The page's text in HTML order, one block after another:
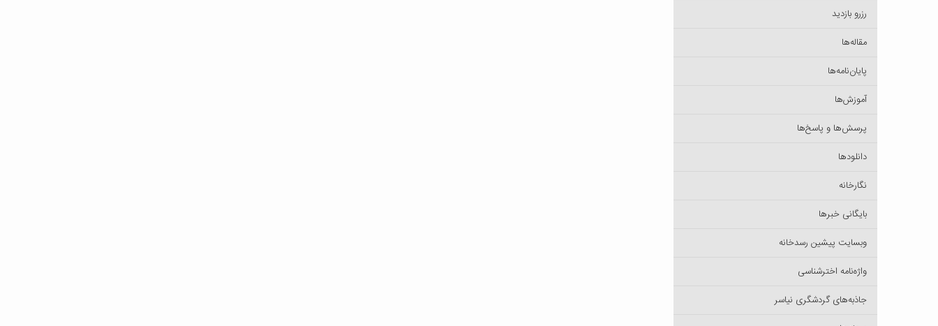
رزرو بازدید
مقاله‌ها
پایان‌نامه‌ها
آموزش‌ها
پرسش‌ها و پاسخ‌ها
دانلودها
نگارخانه
بایگانی خبرها
وبسایت پیشین رسدخانه
واژه‌نامه اخترشناسی
جاذبه‌های گردشگری نیاسر